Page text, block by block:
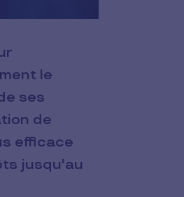
le
ses
de
efficace
jusqu'au